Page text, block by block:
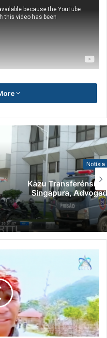
Kalan
Millaun 42 Husi
Sei Halo Rekursu